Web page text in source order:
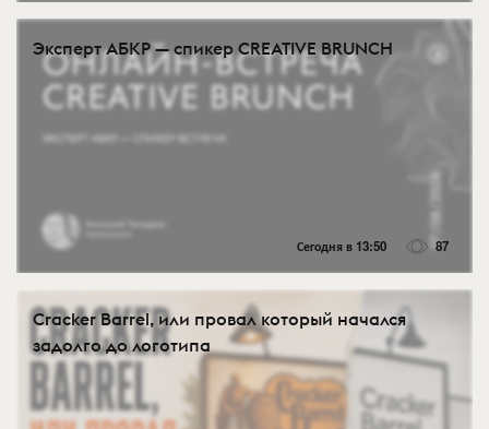
Эксперт АБКР — спикер CREATIVE BRUNCH
Сегодня в 13:50 87
Cracker Barrel, или провал который начался
задолго до логотипа